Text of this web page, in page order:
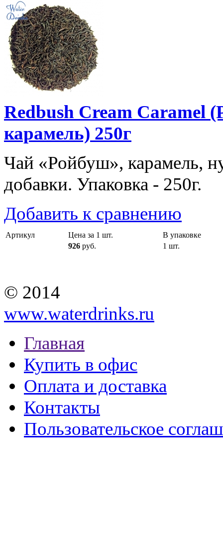
Redbush Cream Caramel
карамель) 250г
Чай «Ройбуш», карамель,
добавки. Упаковка - 250г.
Добавить к сравнению
Артикул Цена за 1 шт.
В упаковке
926 руб. 1 шт.
© 2014
www.waterdrinks.ru
Главная
Купить в офис
Оплата и доставка
Контакты
Пользовательское